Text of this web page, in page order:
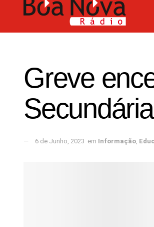
Greve
6 de Junho, 2023 em Informação,